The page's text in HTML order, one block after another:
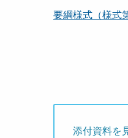
要綱様式（様式
添付資料を